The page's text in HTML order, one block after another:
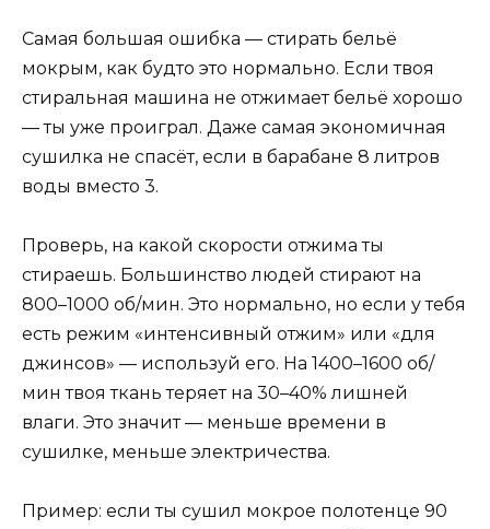
Самая большая ошибка — стирать бельё
мокрым, как будто это нормально. Если твоя
стиральная машина не отжимает бельё хорошо
— ты уже проиграл. Даже самая экономичная
сушилка не спасёт, если в барабане 8 литров
воды вместо 3.
Проверь, на какой скорости отжима ты
стираешь. Большинство людей стирают на
800–1000 об/мин. Это нормально, но если у тебя
есть режим «интенсивный отжим» или «для
джинсов» — используй его. На 1400–1600 об/
мин твоя ткань теряет на 30–40% лишней
влаги. Это значит — меньше времени в
сушилке, меньше электричества.
Пример: если ты сушил мокрое полотенце 90